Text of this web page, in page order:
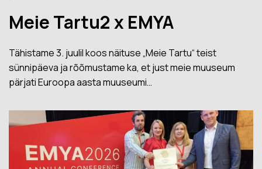
Meie Tartu2 x EMYA
Tähistame 3. juulil koos näituse „Meie Tartu“ teist
sünnipäeva ja rõõmustame ka, et just meie muuseum
pärjati Euroopa aasta muuseumi…